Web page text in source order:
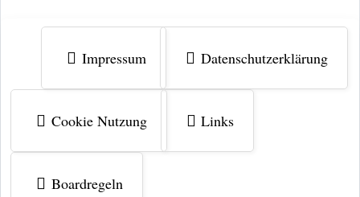
Impressum Datenschutzerklärung
Cookie Nutzung Links
Boardregeln